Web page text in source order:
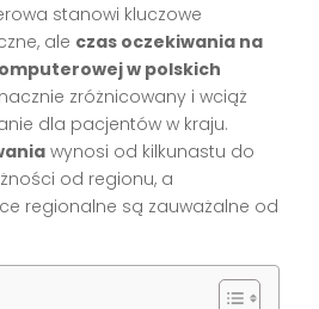
stanowi kluczowe
ale czas oczekiwania na
w polskich
zróżnicowany i wciąż
dla pacjentów w kraju.
wynosi od kilkunastu do
od regionu, a
regionalne są zauważalne od